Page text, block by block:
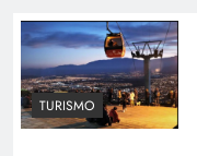
TURISMO